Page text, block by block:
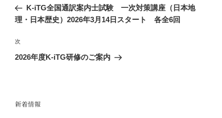
ナ
ゲ
ー
の
投
K-iTG全国通訳案内士試験 一次対策講座（日本地
理・日本歴史）2026年3月14日スタート 各全6回
次
の
次
2026年度K-iTG研修のご案内
新着情報